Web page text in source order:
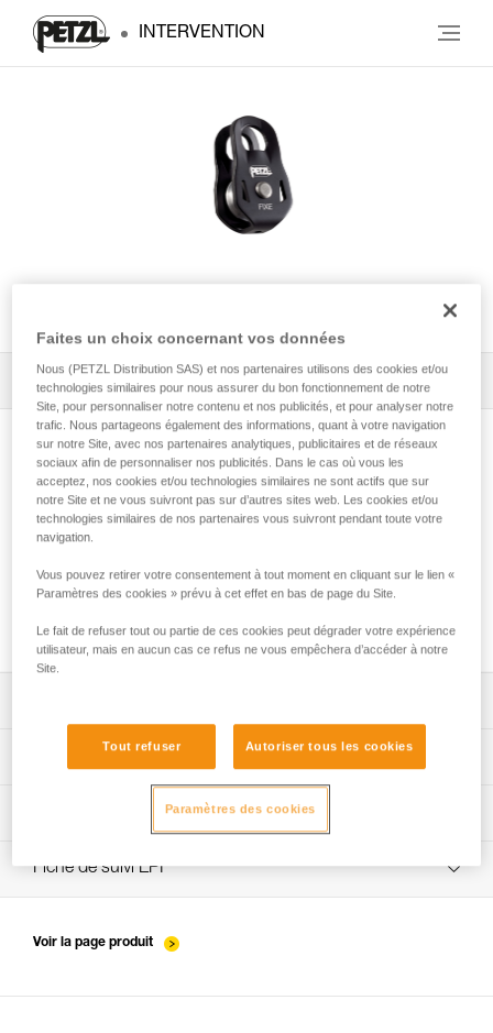
INTERVENTION
Tous les conseils techniques 1
Tests d’efficacité et rendement de mouflages
avec MAESTRO, I’D S, PRO TRAXION,
Technical Notice
App pour contrôler et suivre vos EPI
découvrez ePPEcentre
Procédure de vérification EPI
verif-EPI-poulies-procedure-FR
Fiche de suivi EPI
Voir la page produit
Faites un choix concernant vos données
Nous (PETZL Distribution SAS) et nos partenaires utilisons des cookies et/ou
technologies similaires pour nous assurer du bon fonctionnement de notre
Site, pour personnaliser notre contenu et nos publicités, et pour analyser notre
trafic. Nous partageons également des informations, quant à votre navigation
sur notre Site, avec nos partenaires analytiques, publicitaires et de réseaux
sociaux afin de personnaliser nos publicités. Dans le cas où vous les
acceptez, nos cookies et/ou technologies similaires ne sont actifs que sur
notre Site et ne vous suivront pas sur d’autres sites web. Les cookies et/ou
technologies similaires de nos partenaires vous suivront pendant toute votre
navigation.
Vous pouvez retirer votre consentement à tout moment en cliquant sur le lien «
Paramètres des cookies » prévu à cet effet en bas de page du Site.
Le fait de refuser tout ou partie de ces cookies peut dégrader votre expérience
utilisateur, mais en aucun cas ce refus ne vous empêchera d’accéder à notre
Site.
Tout refuser Autoriser tous les cookies
Paramètres des cookies